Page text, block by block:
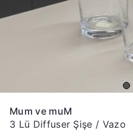
Mum ve muM
3 Lü Diffuser Şişe / Vazo